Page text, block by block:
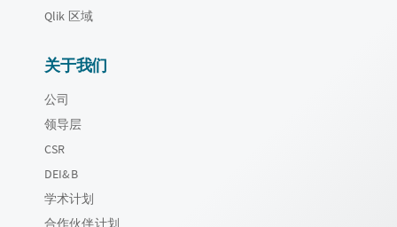
Qlik 区域
关于我们
公司
领导层
CSR
DEI&B
学术计划
合作伙伴计划